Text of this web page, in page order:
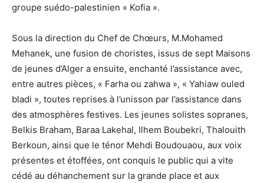
groupe suédo-palestinien « Kofia ».
Sous la direction du Chef de Chœurs, M.Mohamed
Mehanek, une fusion de choristes, issus de sept Maisons
de jeunes d’Alger a ensuite, enchanté l’assistance avec,
entre autres pièces, « Farha ou zahwa », « Yahiaw ouled
bladi », toutes reprises à l’unisson par l’assistance dans
des atmosphères festives. Les jeunes solistes sopranes,
Belkis Braham, Baraa Lakehal, Ilhem Boubekri, Thalouith
Berkoun, ainsi que le ténor Mehdi Boudouaou, aux voix
présentes et étoffées, ont conquis le public qui a vite
cédé au déhanchement sur la grande place et aux